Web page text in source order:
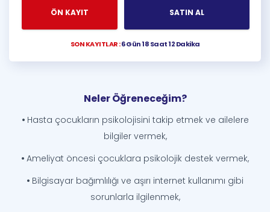
ÖN KAYIT SATIN AL
SON KAYITLAR :6 Gün 18 Saat 12 Dakika
Neler Öğreneceğim?
• Hasta çocukların psikolojisini takip etmek ve ailelere
bilgiler vermek,
• Ameliyat öncesi çocuklara psikolojik destek vermek,
• Bilgisayar bağımlılığı ve aşırı internet kullanımı gibi
sorunlarla ilgilenmek,